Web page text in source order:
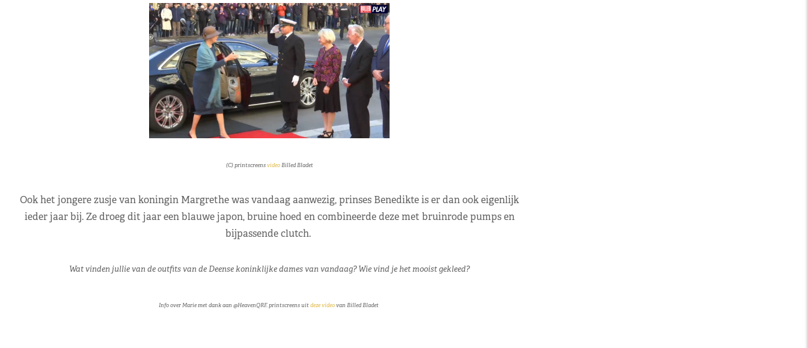
(C) printscreensvideoBilled Bladet
Ook het jongere zusje van koningin Margrethe was vandaag aanwezig, prinses Benedikte is er dan ook eigenlijk
ieder jaar bij. Ze droeg dit jaar een blauwe japon, bruine hoed en combineerde deze met bruinrode pumps en
bijpassende clutch.
Wat vinden jullie van de outfits van de Deense koninklijke dames van vandaag? Wie vind je het mooist gekleed?
Info over Marie met dank aan @HeavenQRF. printscreens uitdeze videovan Billed Bladet